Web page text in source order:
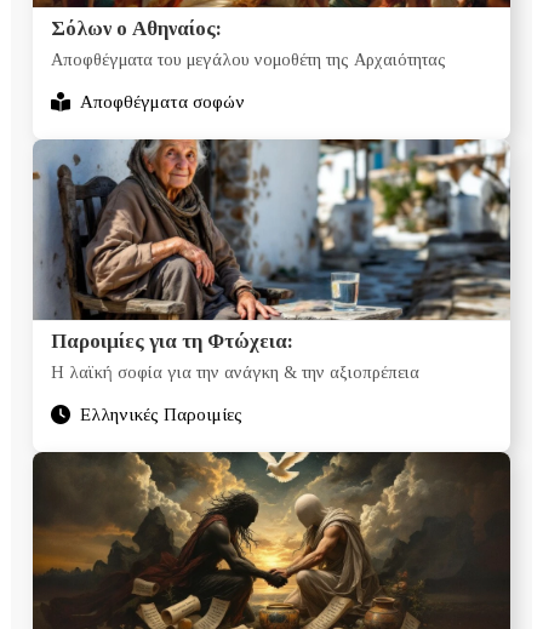
Σόλων ο Αθηναίος:
Αποφθέγματα του μεγάλου νομοθέτη της Αρχαιότητας
Αποφθέγματα σοφών
Παροιμίες για τη Φτώχεια:
Η λαϊκή σοφία για την ανάγκη & την αξιοπρέπεια
Ελληνικές Παροιμίες